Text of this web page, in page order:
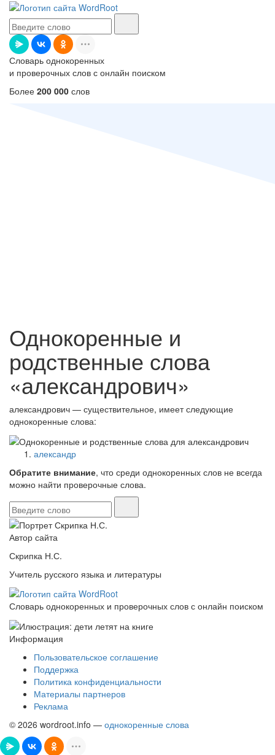
Словарь однокоренных
и проверочных слов с онлайн поиском
Более 200 000 слов
Однокоренные и
родственные слова
«александрович»
александрович — существительное, имеет следующие
однокоренные слова:
александр
Обратите внимание, что среди однокоренных слов не всегда
можно найти проверочные слова.
Автор сайта
Скрипка Н.С.
Учитель русского языка и литературы
Словарь однокоренных и проверочных слов с онлайн поиском
Информация
Пользовательское соглашение
Поддержка
Политика конфиденциальности
Материалы партнеров
Реклама
© 2026 wordroot.info — однокоренные слова